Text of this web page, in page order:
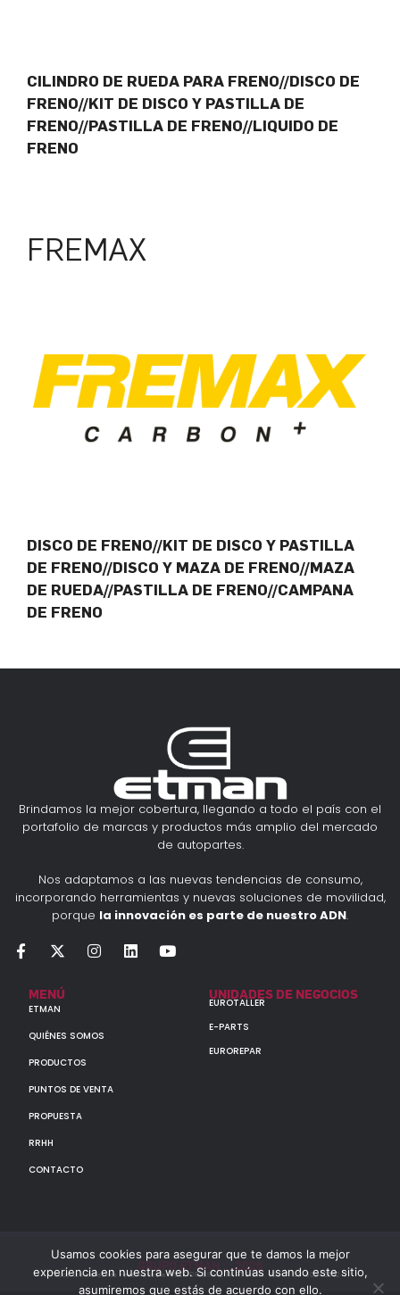
CILINDRO DE RUEDA PARA FRENO//DISCO DE
FRENO//KIT DE DISCO Y PASTILLA DE
FRENO//PASTILLA DE FRENO//LIQUIDO DE
FRENO
FREMAX
DISCO DE FRENO//KIT DE DISCO Y PASTILLA
DE FRENO//DISCO Y MAZA DE FRENO//MAZA
DE RUEDA//PASTILLA DE FRENO//CAMPANA
DE FRENO
Brindamos la mejor cobertura, llegando a todo el país con el
portafolio de marcas y productos más amplio del mercado
de autopartes.
Nos adaptamos a las nuevas tendencias de consumo,
incorporando herramientas y nuevas soluciones de movilidad,
porque la innovación es parte de nuestro ADN.
MENÚ
ETMAN
QUIÉNES SOMOS
PRODUCTOS
PUNTOS DE VENTA
PROPUESTA
RRHH
CONTACTO
UNIDADES DE NEGOCIOS
EUROTALLER
E-PARTS
EUROREPAR
GRUPO ETMAN : : 2026
Todos los derechos reservados a MULTIORIGINAL PARTS S.A. (CUIT: 30-60142852-7)
Usamos cookies para asegurar que te damos la mejor
experiencia en nuestra web. Si continúas usando este sitio,
asumiremos que estás de acuerdo con ello.